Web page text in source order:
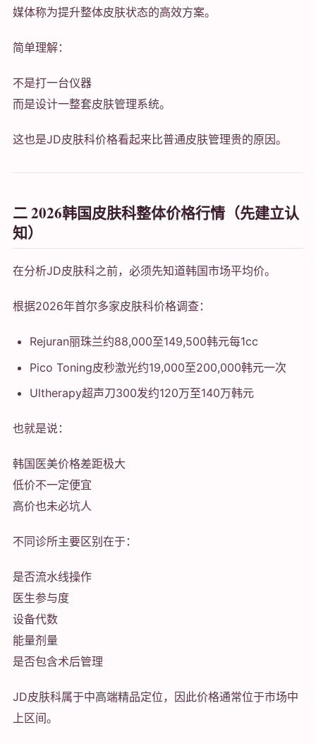
媒体称为提升整体皮肤状态的高效方案。
简单理解：
不是打一台仪器
而是设计一整套皮肤管理系统。
这也是JD皮肤科价格看起来比普通皮肤管理贵的原因。
二 2026韩国皮肤科整体价格行情（先建立认
知）
在分析JD皮肤科之前，必须先知道韩国市场平均价。
根据2026年首尔多家皮肤科价格调查：
Rejuran丽珠兰约88,000至149,500韩元每1cc
Pico Toning皮秒激光约19,000至200,000韩元一次
Ultherapy超声刀300发约120万至140万韩元
也就是说：
韩国医美价格差距极大
低价不一定便宜
高价也未必坑人
不同诊所主要区别在于：
是否流水线操作
医生参与度
设备代数
能量剂量
是否包含术后管理
JD皮肤科属于中高端精品定位，因此价格通常位于市场中
上区间。